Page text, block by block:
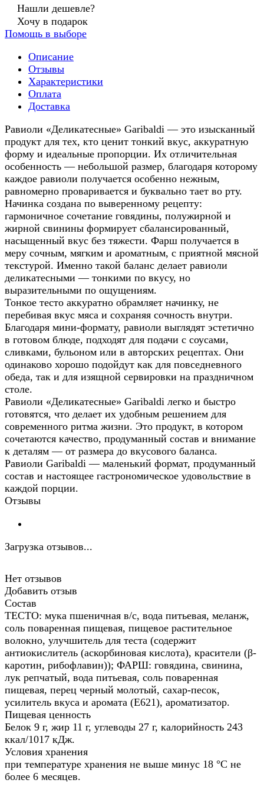
Нашли дешевле?
Хочу в подарок
Помощь в выборе
Описание
Отзывы
Характеристики
Оплата
Доставка
Равиоли «Деликатесные» Garibaldi — это изысканный
продукт для тех, кто ценит тонкий вкус, аккуратную
форму и идеальные пропорции. Их отличительная
особенность — небольшой размер, благодаря которому
каждое равиоли получается особенно нежным,
равномерно проваривается и буквально тает во рту.
Начинка создана по выверенному рецепту:
гармоничное сочетание говядины, полужирной и
жирной свинины формирует сбалансированный,
насыщенный вкус без тяжести. Фарш получается в
меру сочным, мягким и ароматным, с приятной мясной
текстурой. Именно такой баланс делает равиоли
деликатесными — тонкими по вкусу, но
выразительными по ощущениям.
Тонкое тесто аккуратно обрамляет начинку, не
перебивая вкус мяса и сохраняя сочность внутри.
Благодаря мини-формату, равиоли выглядят эстетично
в готовом блюде, подходят для подачи с соусами,
сливками, бульоном или в авторских рецептах. Они
одинаково хорошо подойдут как для повседневного
обеда, так и для изящной сервировки на праздничном
столе.
Равиоли «Деликатесные» Garibaldi легко и быстро
готовятся, что делает их удобным решением для
современного ритма жизни. Это продукт, в котором
сочетаются качество, продуманный состав и внимание
к деталям — от размера до вкусового баланса.
Равиоли Garibaldi — маленький формат, продуманный
состав и настоящее гастрономическое удовольствие в
каждой порции.
Отзывы
Загрузка отзывов...
Нет отзывов
Добавить отзыв
Состав
ТЕСТО: мука пшеничная в/с, вода питьевая, меланж,
соль поваренная пищевая, пищевое растительное
волокно, улучшитель для теста (содержит
антиокислитель (аскорбиновая кислота), красители (β-
каротин, рибофлавин)); ФАРШ: говядина, свинина,
лук репчатый, вода питьевая, соль поваренная
пищевая, перец черный молотый, сахар-песок,
усилитель вкуса и аромата (Е621), ароматизатор.
Пищевая ценность
Белок 9 г, жир 11 г, углеводы 27 г, калорийность 243
ккал/1017 кДж.
Условия хранения
при температуре хранения не выше минус 18 °С не
более 6 месяцев.